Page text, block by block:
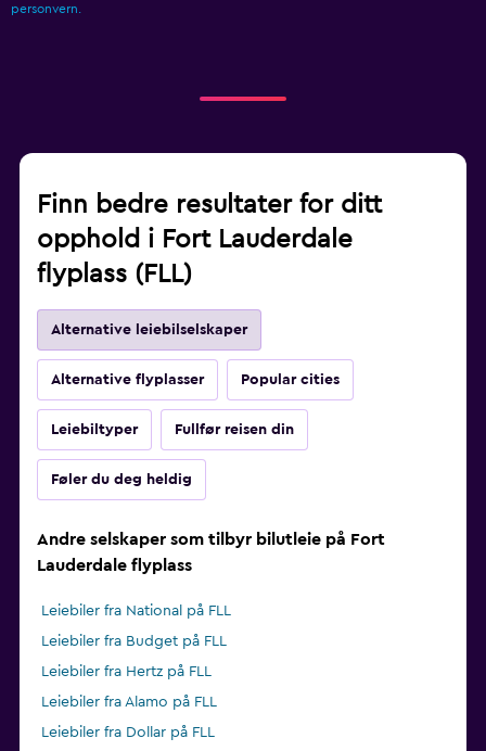
personvern.
Finn bedre resultater for ditt
opphold i Fort Lauderdale
flyplass (FLL)
Alternative leiebilselskaper
Alternative flyplasser Popular cities
Leiebiltyper Fullfør reisen din
Føler du deg heldig
Andre selskaper som tilbyr bilutleie på Fort
Lauderdale flyplass
Leiebiler fra National på FLL
Leiebiler fra Budget på FLL
Leiebiler fra Hertz på FLL
Leiebiler fra Alamo på FLL
Leiebiler fra Dollar på FLL